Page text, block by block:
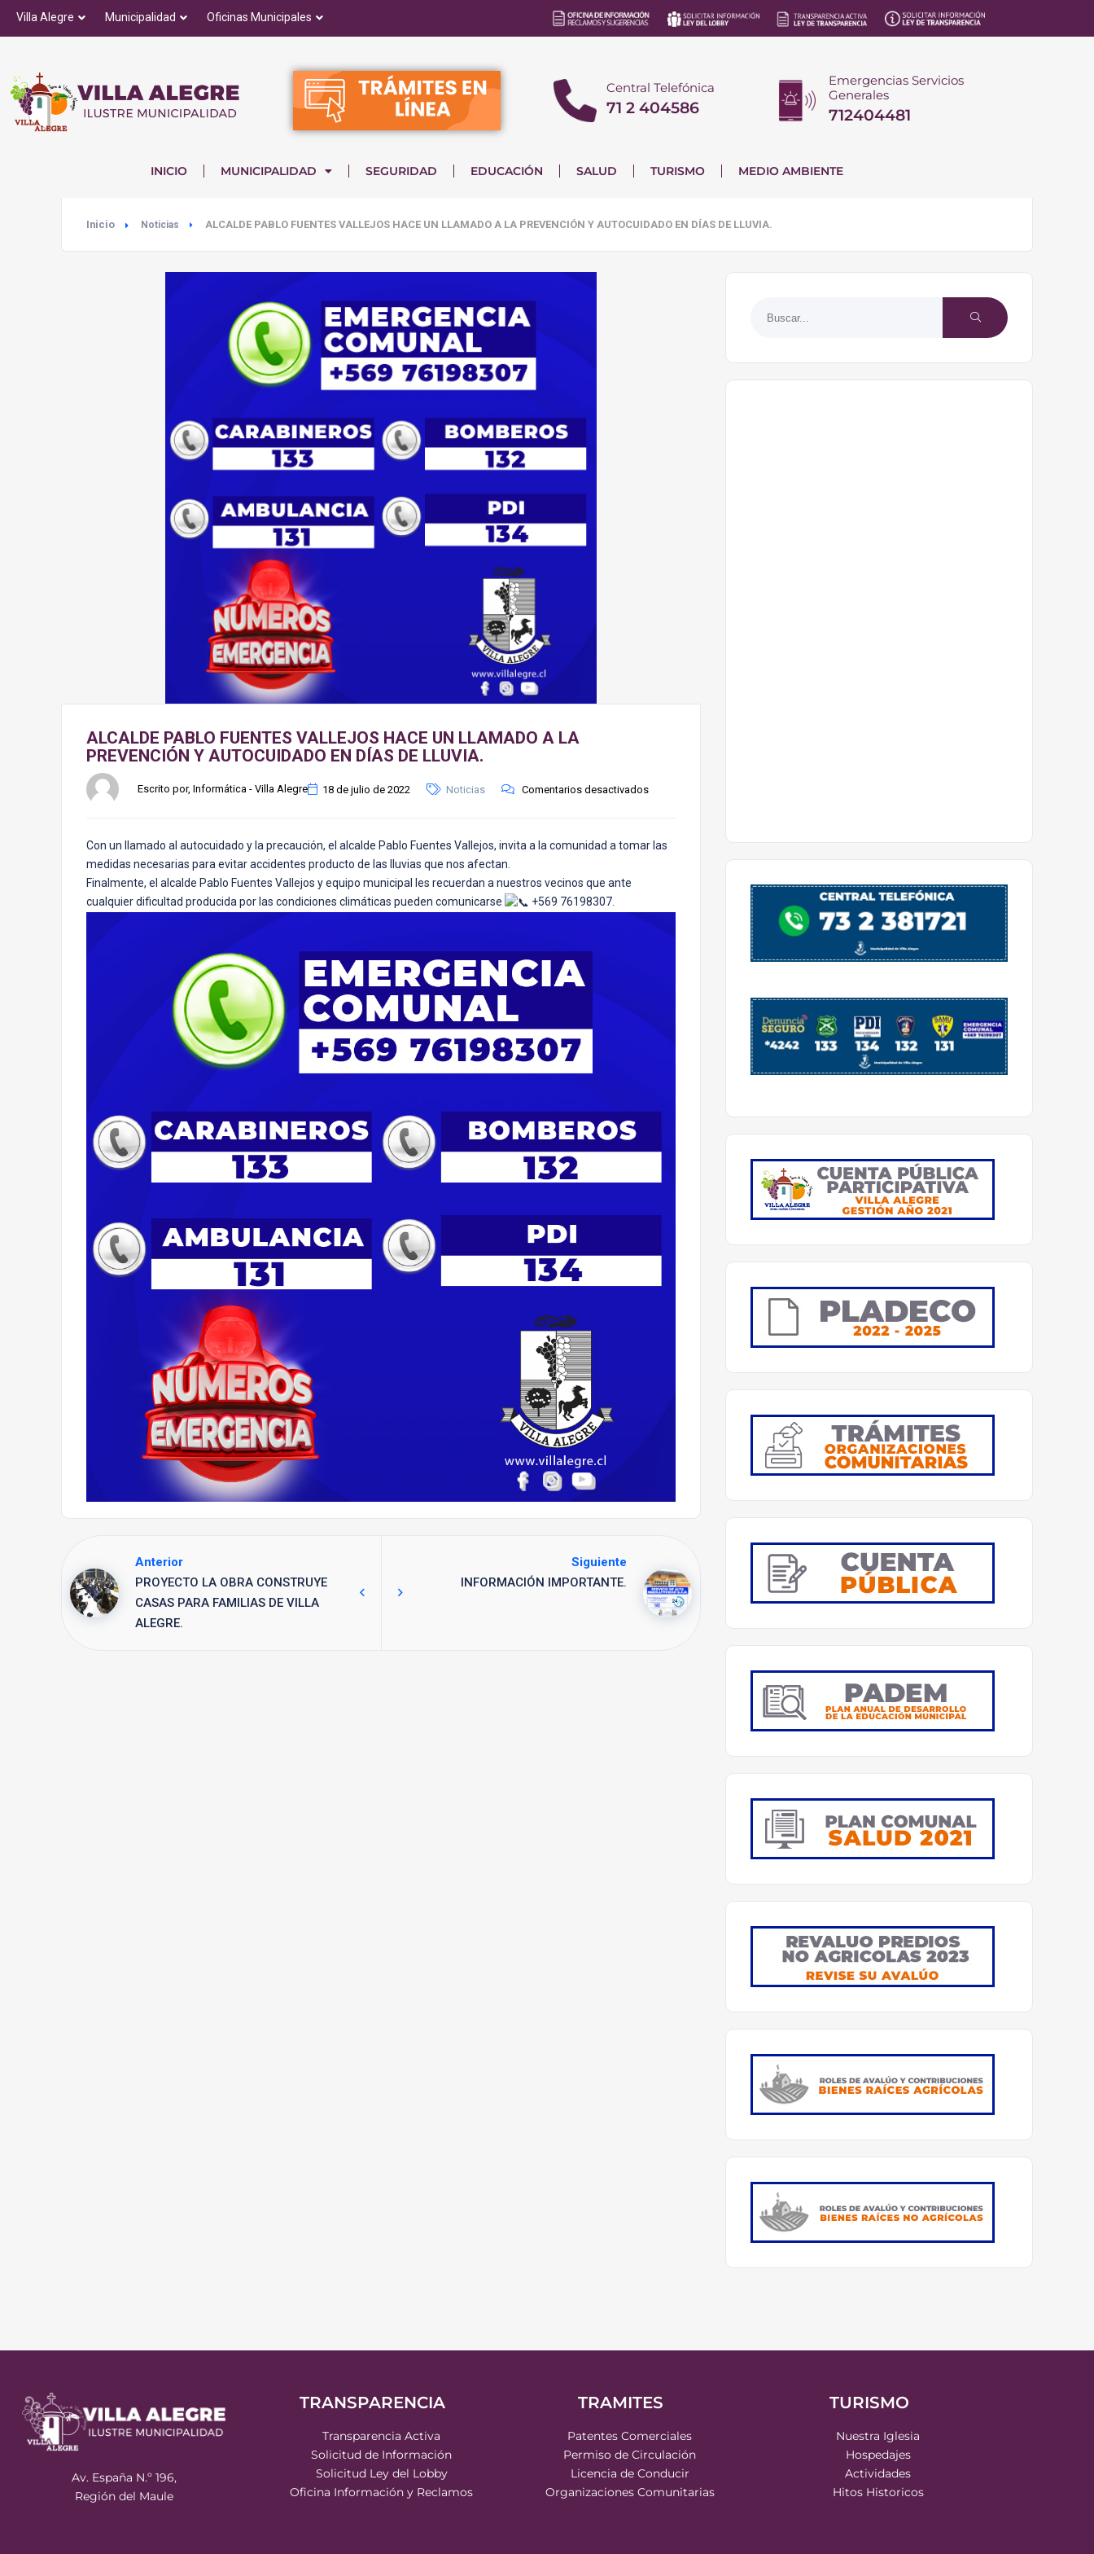
Villa Alegre Municipalidad Oficinas Municipales
Central Telefónica
71 2 404586
Emergencias Servicios
Generales
712404481
INICIO MUNICIPALIDAD SEGURIDAD EDUCACIÓN SALUD TURISMO MEDIO AMBIENTE
Inicio Noticias ALCALDE PABLO FUENTES VALLEJOS HACE UN LLAMADO A LA PREVENCIÓN Y AUTOCUIDADO EN DÍAS DE LLUVIA.
ALCALDE PABLO FUENTES VALLEJOS HACE UN LLAMADO A LA
PREVENCIÓN Y AUTOCUIDADO EN DÍAS DE LLUVIA.
Escrito por, Informática - Villa Alegre 18 de julio de 2022 Noticias Comentarios desactivados
Con un llamado al autocuidado y la precaución, el alcalde Pablo Fuentes Vallejos, invita a la comunidad a tomar las
medidas necesarias para evitar accidentes producto de las lluvias que nos afectan.
Finalmente, el alcalde Pablo Fuentes Vallejos y equipo municipal les recuerdan a nuestros vecinos que ante
cualquier dificultad producida por las condiciones climáticas pueden comunicarse
+569 76198307.
Anterior
PROYECTO LA OBRA CONSTRUYE
CASAS PARA FAMILIAS DE VILLA
ALEGRE.
Siguiente
INFORMACIÓN IMPORTANTE.
Av. España N.º 196,
Región del Maule
TRANSPARENCIA
Transparencia Activa
Solicitud de Información
Solicitud Ley del Lobby
Oficina Información y Reclamos
TRAMITES
Patentes Comerciales
Permiso de Circulación
Licencia de Conducir
Organizaciones Comunitarias
TURISMO
Nuestra Iglesia
Hospedajes
Actividades
Hitos Historicos